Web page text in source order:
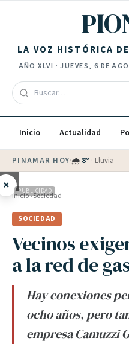
LA VOZ HISTÓRICA
AÑOXLVI ·JUEVES, 6 DE
Inicio Actualidad
PINAMAR HOY·💵 Dólar blue
× PUBLICIDAD
Inicio›Sociedad
SOCIEDAD
Vecinos
a la red de
Hay conexiones
ocho años, pero
empresa Camuzzi